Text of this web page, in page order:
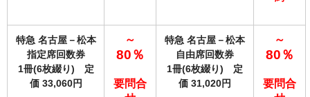
特急 名古屋－松本
指定席回数券
1冊(6枚綴り) 定
価 33,060円
～
80％
要問合
特急 名古屋－松本
自由席回数券
1冊(6枚綴り) 定
価 31,020円
～
80％
要問合